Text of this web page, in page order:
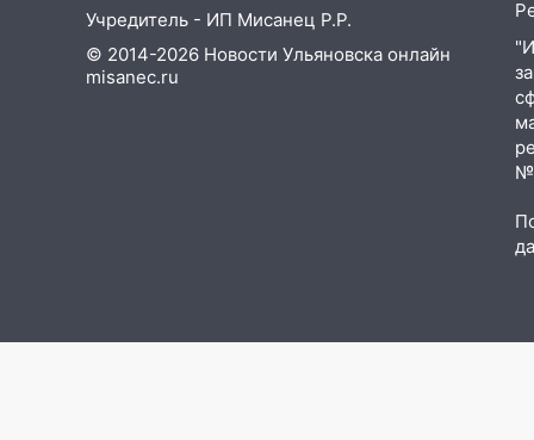
заброшенных садах 79-летнего
мужчину
10:26 На нескольких улицах
Татарстаном и Саратовской
Учредитель - ИП Мисанец Р.Р.
© 2014-2026 Новости Ульяновска онлайн
misanec.ru